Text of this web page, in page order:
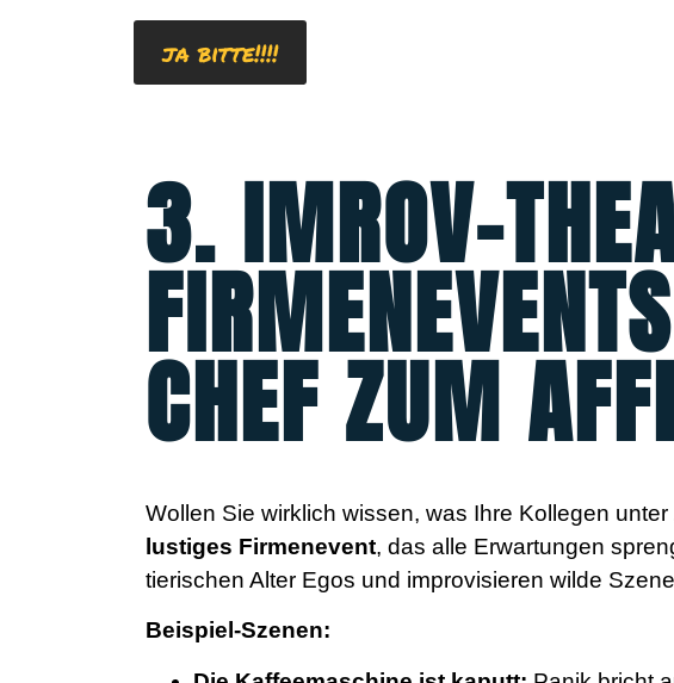
ja bitte!!!!
3. IMROV-
CHEF ZUM
Wollen Sie wirklich wissen, was Ihre Kollegen
lustiges Firmenevent, das alle Erwartungen
tierischen Alter Egos und improvisieren wilde
Beispiel-Szenen: